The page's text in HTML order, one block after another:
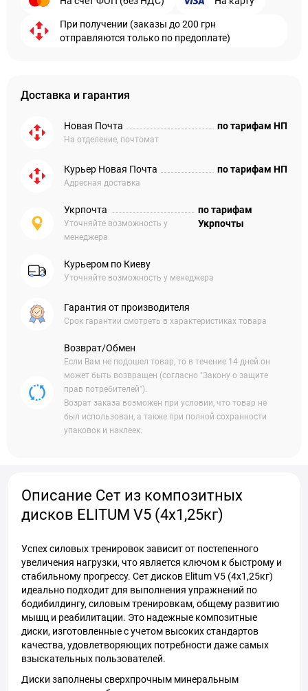
При получении (заказы до 200 грн
отправляются только по предоплате)
Доставка и гарантия
Новая Почта
На отделение, почтомат
по тарифам НП
Курьер Новая Почта
Адресная доставка
по тарифам НП
Укрпочта
Уточняйте возможность у
менеджера
по тарифам
Укрпочты
Курьером по Киеву
Уточняйте возможность у менеджера
Гарантия от производителя
Срок гарантии смотреть в характеристиках товара
Возврат/Обмен
Если Вам не подошел товар, то в течение 14 дней он
может быть возвращен (согласно "Закону о защите
прав потребителей").
Возрат заказа возможен при условии, что товар не
был использован, а также при полной сохранности
упаковок и наклеек.
Описание Сет из композитных
дисков ELITUM V5 (4х1,25кг)
Успех силовых тренировок зависит от постепенного
увеличения нагрузки, что является ключом к быстрому и
стабильному прогрессу. Сет дисков Elitum V5 (4х1,25кг)
идеально подходит для выполнения упражнений по
бодибилдингу, силовым тренировкам, общему развитию
мышц и реабилитации. Это надежные композитные
диски, изготовленные с учетом высоких стандартов
качества, удовлетворяющих потребности даже самых
взыскательных пользователей.
Диски заполнены сверхпрочным минеральным